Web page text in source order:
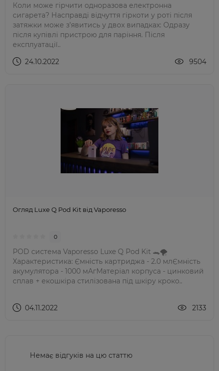
Коли може гірчити одноразова електронна
сигарета? Насправді відчуття гіркоти у роті після
затяжки може з’явитись у двох випадках: Одразу
після купівлі пристрою для паріння. Після
експлуатації..
24.10.2022
9504
Огляд Luxe Q Pod Kit від Vaporesso
0
POD система Vaporesso Luxe Q Pod Kit 🐊🌪
Характеристика: Ємність картриджа - 2.0 млЄмність
акумулятора - 1000 мАгМатеріал корпуса - цинковий
сплав + екошкіра стилізована під шкіру кроко..
04.11.2022 2133
Немає відгуків на цю статтю